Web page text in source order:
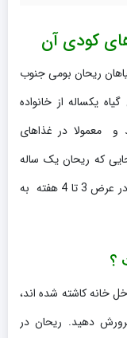
کودی آن
ریحان بومی جنوب
یکساله از خانواده
معمولا در غذاهای
که ریحان یک ساله
است، به سرعت رشد می کند. در واقع می‌تواند در عرض 3 تا 4 هفته به
؟
خانه کاشته شده اند،
دهید. ریحان در